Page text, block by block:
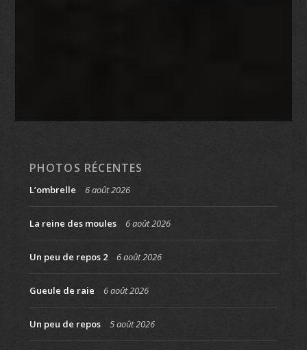
PHOTOS RÉCENTES
L’ombrelle 6 août 2026
La reine des moules 6 août 2026
Un peu de repos 2 6 août 2026
Gueule de raie 6 août 2026
Un peu de repos 5 août 2026